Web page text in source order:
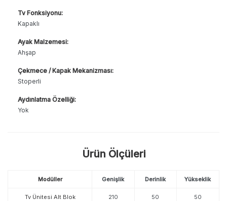
Tv Fonksiyonu:
Kapaklı
Ayak Malzemesi:
Ahşap
Çekmece / Kapak Mekanizması:
Stoperli
Aydınlatma Özelliği:
Yok
Ürün Ölçüleri
Modüller Genişlik Derinlik Yükseklik
Tv Ünitesi Alt Blok 210 50 50